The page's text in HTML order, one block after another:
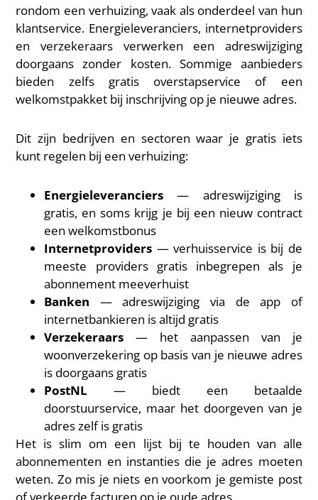
rondom een verhuizing, vaak als onderdeel van hun
klantservice. Energieleveranciers, internetproviders
en verzekeraars verwerken een adreswijziging
doorgaans zonder kosten. Sommige aanbieders
bieden zelfs gratis overstapservice of een
welkomstpakket bij inschrijving op je nieuwe adres.
Dit zijn bedrijven en sectoren waar je gratis iets
kunt regelen bij een verhuizing:
Energieleveranciers — adreswijziging is
gratis, en soms krijg je bij een nieuw contract
een welkomstbonus
Internetproviders — verhuisservice is bij de
meeste providers gratis inbegrepen als je
abonnement meeverhuist
Banken — adreswijziging via de app of
internetbankieren is altijd gratis
Verzekeraars — het aanpassen van je
woonverzekering op basis van je nieuwe adres
is doorgaans gratis
PostNL — biedt een betaalde
doorstuurservice, maar het doorgeven van je
adres zelf is gratis
Het is slim om een lijst bij te houden van alle
abonnementen en instanties die je adres moeten
weten. Zo mis je niets en voorkom je gemiste post